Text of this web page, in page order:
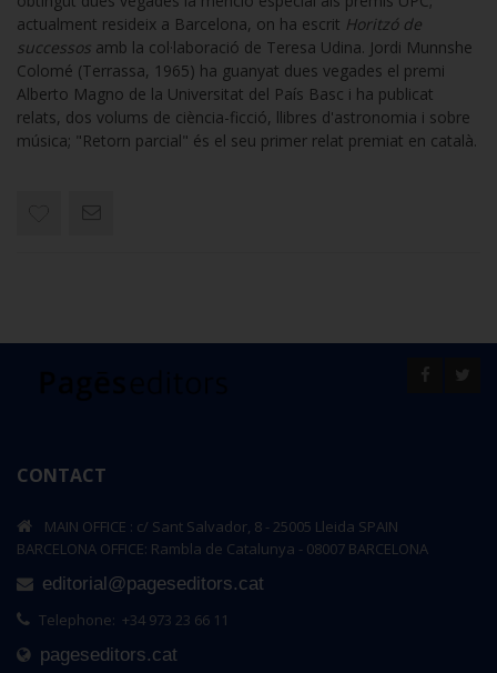
actualment resideix a Barcelona, on ha escrit Horitzó de
successos amb la col·laboració de Teresa Udina. Jordi Munnshe
Colomé (Terrassa, 1965) ha guanyat dues vegades el premi
Alberto Magno de la Universitat del País Basc i ha publicat
relats, dos volums de ciència-ficció, llibres d'astronomia i sobre
música; "Retorn parcial" és el seu primer relat premiat en català.
CONTACT
MAIN OFFICE : c/ Sant Salvador, 8 - 25005 Lleida SPAIN
BARCELONA OFFICE: Rambla de Catalunya - 08007 BARCELONA
editorial@pageseditors.cat
Telephone: +34 973 23 66 11
pageseditors.cat